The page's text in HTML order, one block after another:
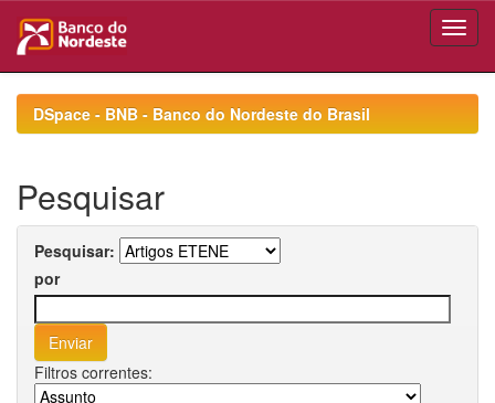
navigationDSpace - BNB - Banco do Nordeste do Brasil
Pesquisar
Pesquisar:
por
Filtros correntes: